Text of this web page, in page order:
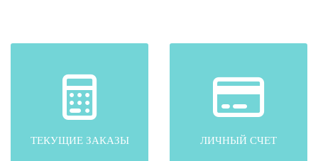
ТЕКУЩИЕ ЗАКАЗЫ ЛИЧНЫЙ СЧЕТ